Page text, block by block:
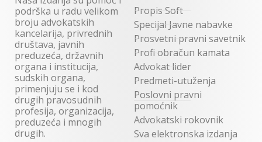
podrška u radu velikom
broju advokatskih
kancelarija, privrednih
društava, javnih
preduzeća, državnih
organa i institucija,
sudskih organa,
primenjuju se i kod
drugih pravosudnih
profesija, organizacija,
preduzeća i mnogih
drugih.
Propis Soft
Specijal Javne nabavke
Prosvetni pravni savetnik
Profi obračun kamata
Advokat lider
Predmeti-utuženja
Poslovni pravni
pomoćnik
Advokatski rokovnik
Sva elektronska izdanja